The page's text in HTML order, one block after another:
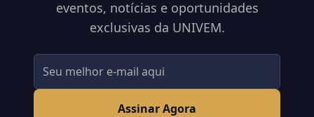
eventos, notícias e oportunidades
exclusivas da UNIVEM.
Assinar Agora